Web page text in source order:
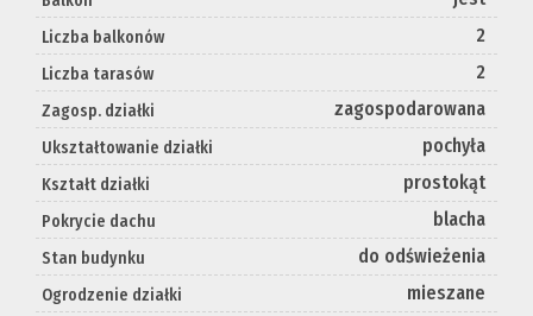
Liczba balkonów 2
Liczba tarasów 2
Zagosp. działki zagospodarowana
Ukształtowanie działki pochyła
Kształt działki prostokąt
Pokrycie dachu blacha
Stan budynku do odświeżenia
Ogrodzenie działki mieszane